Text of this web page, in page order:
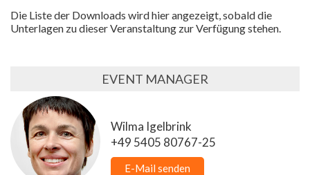
Die Liste der Downloads wird hier angezeigt, sobald die
Unterlagen zu dieser Veranstaltung zur Verfügung stehen.
EVENT MANAGER
Wilma Igelbrink
+49 5405 80767-25
E-Mail senden